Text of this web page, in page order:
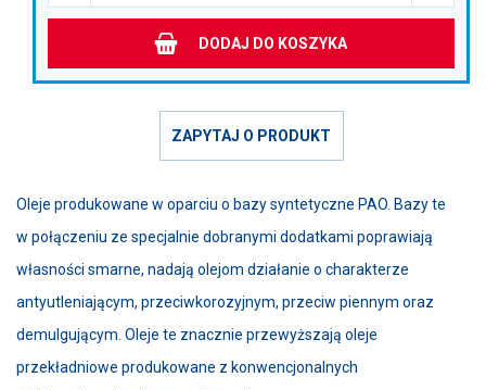
DODAJ DO KOSZYKA
ZAPYTAJ O PRODUKT
Oleje produkowane w oparciu o bazy syntetyczne PAO. Bazy te
w połączeniu ze specjalnie dobranymi dodatkami poprawiają
własności smarne, nadają olejom działanie o charakterze
antyutleniającym, przeciwkorozyjnym, przeciw piennym oraz
demulgującym. Oleje te znacznie przewyższają oleje
przekładniowe produkowane z konwencjonalnych